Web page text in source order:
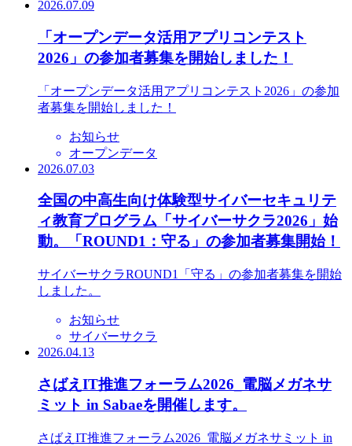
2026.07.09
「オープンデータ活用アプリコンテスト
2026」の参加者募集を開始しました！
「オープンデータ活用アプリコンテスト2026」の参加
者募集を開始しました！
お知らせ
オープンデータ
2026.07.03
全国の中高生向け体験型サイバーセキュリテ
ィ教育プログラム「サイバーサクラ2026」始
動。「ROUND1：守る」の参加者募集開始！
サイバーサクラROUND1「守る」の参加者募集を開始
しました。
お知らせ
サイバーサクラ
2026.04.13
さばえIT推進フォーラム2026_電脳メガネサ
ミット in Sabaeを開催します。
さばえIT推進フォーラム2026_電脳メガネサミット in